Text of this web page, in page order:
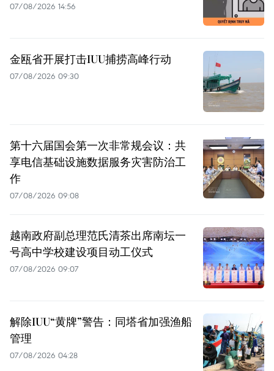
07/08/2026 14:56
金瓯省开展打击IUU捕捞高峰行动
07/08/2026 09:30
第十六届国会第一次非常规会议：共
享电信基础设施数据服务灾害防治工
作
07/08/2026 09:08
越南政府副总理范氏清茶出席南坛一
号高中学校建设项目动工仪式
07/08/2026 09:07
解除IUU“黄牌”警告：同塔省加强渔船
管理
07/08/2026 04:28